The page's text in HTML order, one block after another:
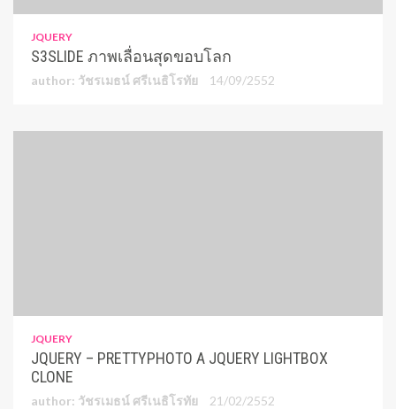
JQUERY
S3SLIDE ภาพเลื่อนสุดขอบโลก
author: วัชรเมธน์ ศรีเนธิโรทัย 14/09/2552
JQUERY
JQUERY – PRETTYPHOTO A JQUERY LIGHTBOX
CLONE
author: วัชรเมธน์ ศรีเนธิโรทัย 21/02/2552